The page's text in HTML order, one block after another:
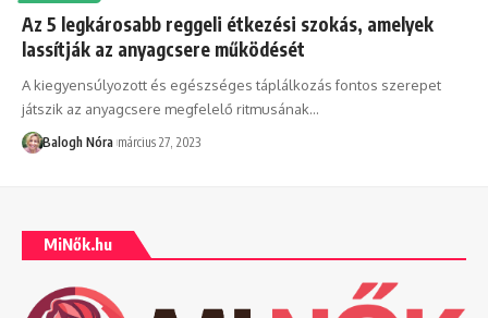
Az 5 legkárosabb reggeli étkezési szokás, amelyek
lassítják az anyagcsere működését
A kiegyensúlyozott és egészséges táplálkozás fontos szerepet
játszik az anyagcsere megfelelő ritmusának…
Balogh Nóra március 27, 2023
MiNők.hu